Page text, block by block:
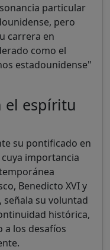
particular
pero
carrera en
como el
estadounidense"
el espíritu
su pontificado en
importancia
Benedicto XVI y
señala su voluntad
histórica,
a los desafíos